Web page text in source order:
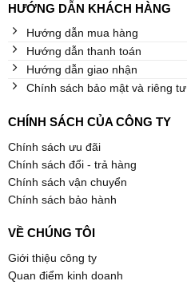
HƯỚNG DẪN KHÁCH HÀNG
Hướng dẫn mua hàng
Hướng dẫn thanh toán
Hướng dẫn giao nhận
Chính sách bảo mật và riêng tư
CHÍNH SÁCH CỦA CÔNG TY
Chính sách ưu đãi
Chính sách đổi - trả hàng
Chính sách vận chuyển
Chính sách bảo hành
VỀ CHÚNG TÔI
Giới thiệu công ty
Quan điểm kinh doanh